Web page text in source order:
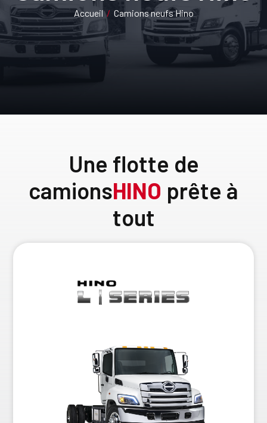
Accueil/ Camions neufs Hino
Une flotte de
camionsHINO prête à
tout